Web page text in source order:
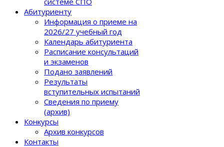
Абитуриенту
Информация о приеме на
2026/27 учебный год
Календарь абитуриента
Расписание консультаций
и экзаменов
Подано заявлений
Результаты
вступительных испытаний
Сведения по приему
(архив)
Конкурсы
Архив конкурсов
Контакты